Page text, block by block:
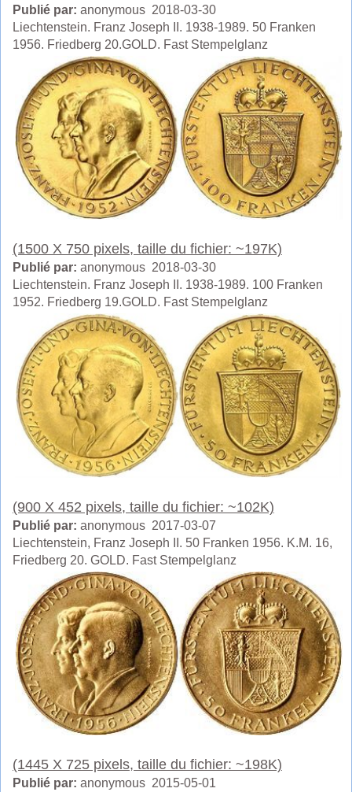
Publié par: anonymous 2018-03-30
Liechtenstein. Franz Joseph II. 1938-1989. 50 Franken
1956. Friedberg 20.GOLD. Fast Stempelglanz
(1500 X 750 pixels, taille du fichier: ~197K)
Publié par: anonymous 2018-03-30
Liechtenstein. Franz Joseph II. 1938-1989. 100 Franken
1952. Friedberg 19.GOLD. Fast Stempelglanz
(900 X 452 pixels, taille du fichier: ~102K)
Publié par: anonymous 2017-03-07
Liechtenstein, Franz Joseph II. 50 Franken 1956. K.M. 16,
Friedberg 20. GOLD. Fast Stempelglanz
(1445 X 725 pixels, taille du fichier: ~198K)
Publié par: anonymous 2015-05-01